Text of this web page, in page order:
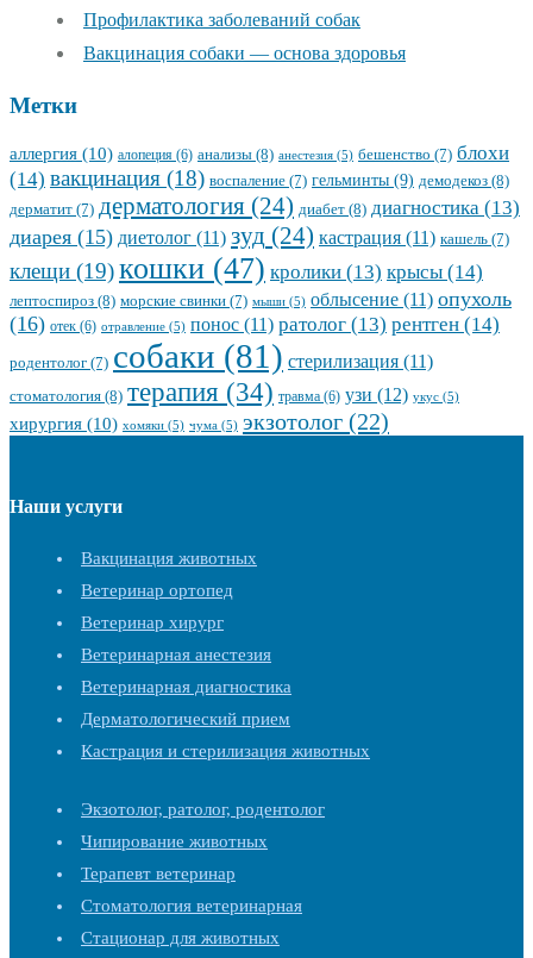
Профилактика заболеваний собак
Вакцинация собаки — основа здоровья
Метки
аллергия (10) алопеция (6) анализы (8) анестезия (5) бешенство (7) блохи
(14) вакцинация (18) воспаление (7) гельминты (9) демодекоз (8)
дерматит (7) дерматология (24) диабет (8) диагностика (13)
диарея (15) диетолог (11) зуд (24) кастрация (11) кашель (7)
клещи (19)кошки (47) кролики (13) крысы (14)
лептоспироз (8) морские свинки (7) мыши (5) облысение (11) опухоль
(16) отек (6) отравление (5) понос (11) ратолог (13) рентген (14)
родентолог (7) собаки (81) стерилизация (11)
стоматология (8) терапия (34) травма (6) узи (12) укус (5)
хирургия (10) хомяки (5) чума (5) экзотолог (22)
Наши услуги
Вакцинация животных
Ветеринар ортопед
Ветеринар хирург
Ветеринарная анестезия
Ветеринарная диагностика
Дерматологический прием
Кастрация и стерилизация животных
Экзотолог, ратолог, родентолог
Чипирование животных
Терапевт ветеринар
Стоматология ветеринарная
Стационар для животных